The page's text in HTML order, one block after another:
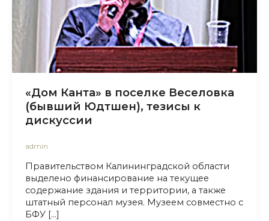
«Дом Канта» в поселке Веселовка
(бывший Юдтшен), тезисы к
дискуссии
admin
Правительством Калининградской области
выделено финансирование на текущее
содержание здания и территории, а также
штатный персонал музея. Музеем совместно с
БФУ […]